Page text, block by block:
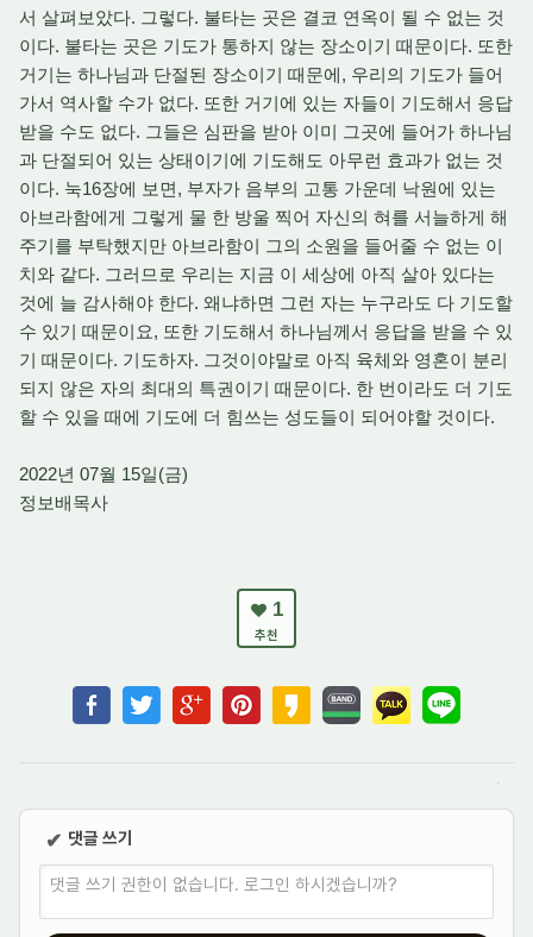
서 살펴보았다. 그렇다. 불타는 곳은 결코 연옥이 될 수 없는 것
이다. 불타는 곳은 기도가 통하지 않는 장소이기 때문이다. 또한
거기는 하나님과 단절된 장소이기 때문에, 우리의 기도가 들어
가서 역사할 수가 없다. 또한 거기에 있는 자들이 기도해서 응답
받을 수도 없다. 그들은 심판을 받아 이미 그곳에 들어가 하나님
과 단절되어 있는 상태이기에 기도해도 아무런 효과가 없는 것
이다. 눅16장에 보면, 부자가 음부의 고통 가운데 낙원에 있는
아브라함에게 그렇게 물 한 방울 찍어 자신의 혀를 서늘하게 해
주기를 부탁했지만 아브라함이 그의 소원을 들어줄 수 없는 이
치와 같다. 그러므로 우리는 지금 이 세상에 아직 살아 있다는
것에 늘 감사해야 한다. 왜냐하면 그런 자는 누구라도 다 기도할
수 있기 때문이요, 또한 기도해서 하나님께서 응답을 받을 수 있
기 때문이다. 기도하자. 그것이야말로 아직 육체와 영혼이 분리
되지 않은 자의 최대의 특권이기 때문이다. 한 번이라도 더 기도
할 수 있을 때에 기도에 더 힘쓰는 성도들이 되어야할 것이다.
2022년 07월 15일(금)
정보배목사
1
추천
✔ 댓글 쓰기
댓글 쓰기 권한이 없습니다. 로그인 하시겠습니까?